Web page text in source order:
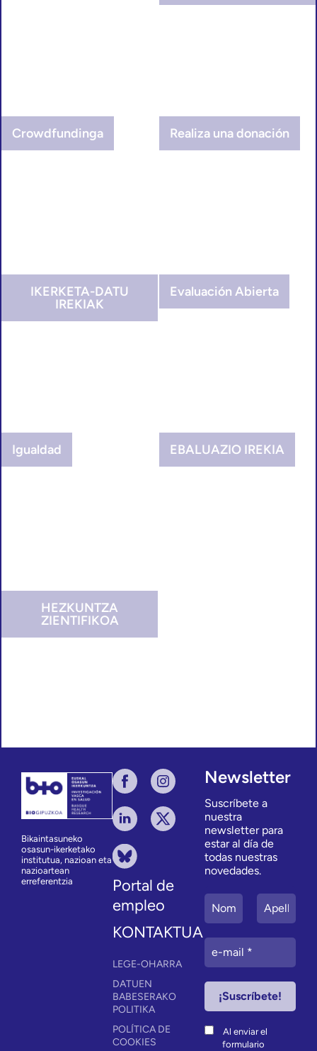
Crowdfundinga Realiza una donación
IKERKETA-DATU
IREKIAK
Evaluación Abierta
Igualdad EBALUAZIO IREKIA
HEZKUNTZA
ZIENTIFIKOA
Bikaintasuneko
osasun-ikerketako
institutua, nazioan eta
nazioartean
erreferentzia
Portal de
empleo
KONTAKTUA
LEGE-OHARRA
DATUEN
BABESERAKO
POLITIKA
POLÍTICA DE
COOKIES
Newsletter
Suscríbete a
nuestra
newsletter para
estar al día de
todas nuestras
novedades.
Al enviar el
formulario